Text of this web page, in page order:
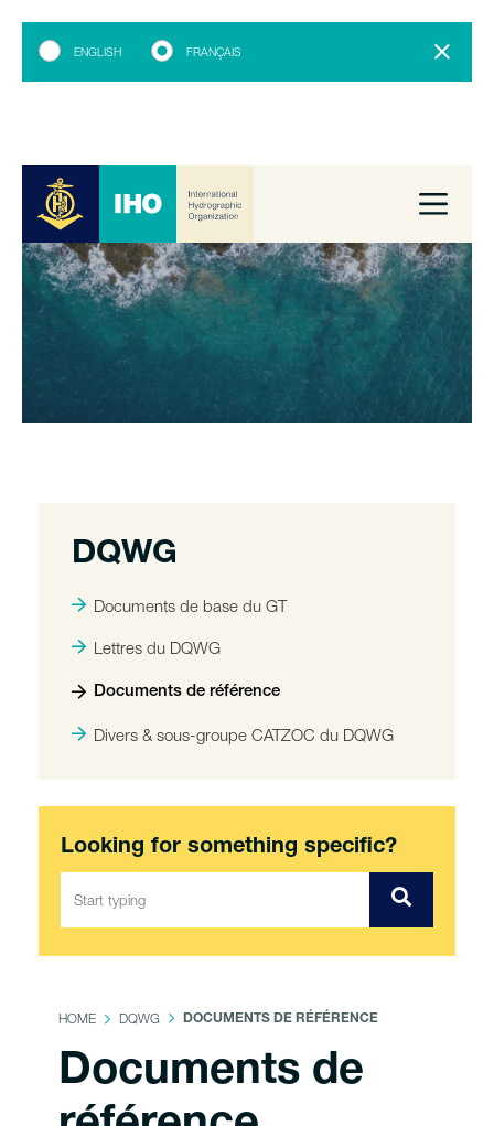
ENGLISH FRANÇAIS
DQWG
Documents de base du GT
Lettres du DQWG
Documents de référence
Divers & sous-groupe CATZOC du DQWG
Looking for something specific?
HOME DQWG DOCUMENTS DE RÉFÉRENCE
Documents de